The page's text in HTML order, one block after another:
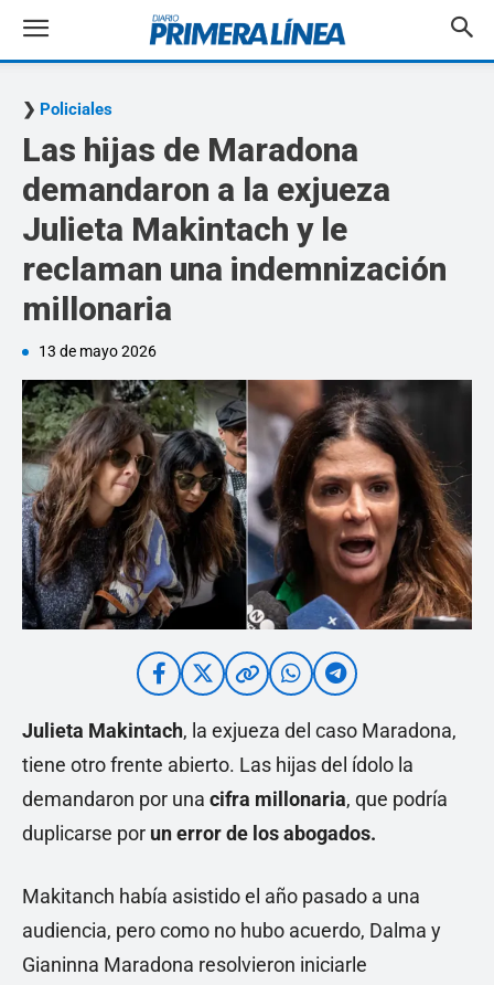
Policiales
Las hijas de Maradona
demandaron a la exjueza
Julieta Makintach y le
reclaman una indemnización
millonaria
13 de mayo 2026
Julieta Makintach, la exjueza del caso Maradona,
tiene otro frente abierto. Las hijas del ídolo la
demandaron por una cifra millonaria, que podría
duplicarse por un error de los abogados.
Makitanch había asistido el año pasado a una
audiencia, pero como no hubo acuerdo, Dalma y
Gianinna Maradona resolvieron iniciarle